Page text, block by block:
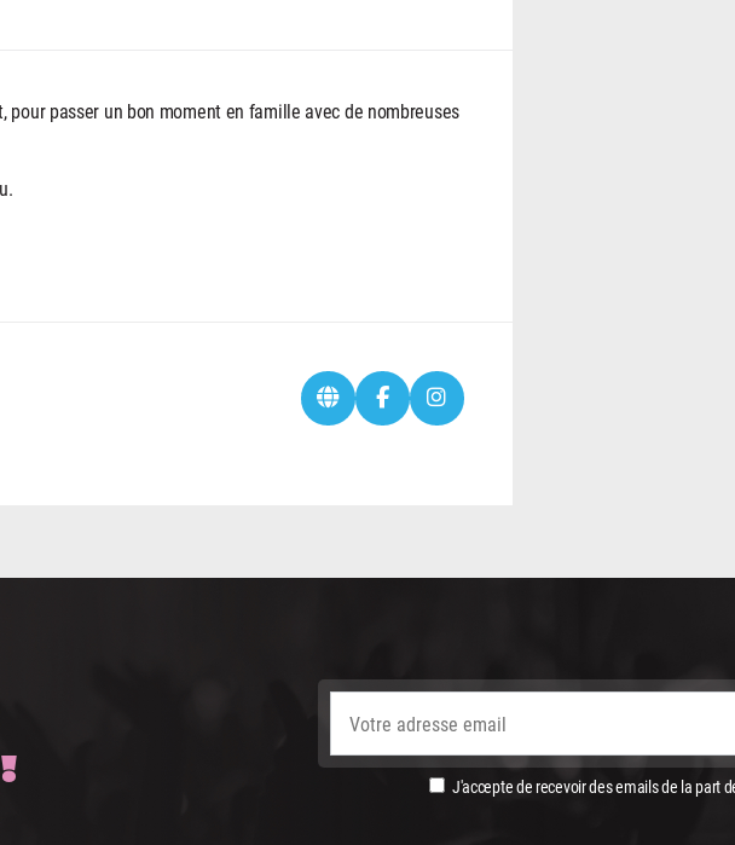
passer un bon moment en famille avec de nombreuses
J'accepte de recevoir des emails de la part